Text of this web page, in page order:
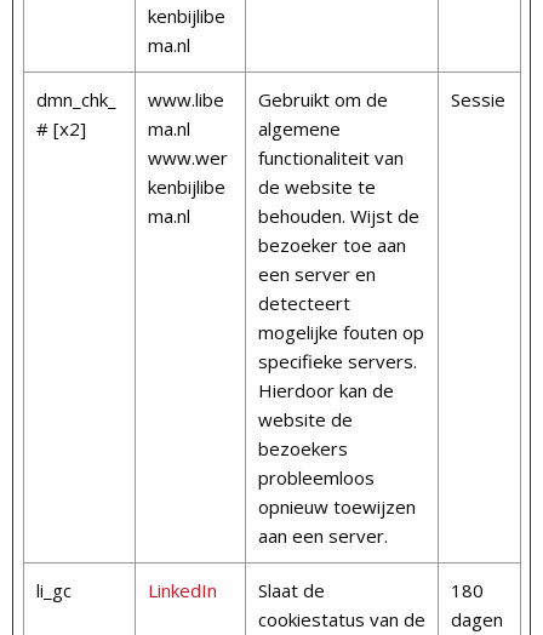
kenbijlibe
ma.nl
dmn_chk_
# [x2]
www.libe
ma.nl
www.wer
kenbijlibe
ma.nl
Gebruikt om de
algemene
functionaliteit van
de website te
behouden. Wijst de
bezoeker toe aan
een server en
detecteert
mogelijke fouten op
specifieke servers.
Hierdoor kan de
website de
bezoekers
probleemloos
opnieuw toewijzen
aan een server.
Sessie
li_gc LinkedIn
Slaat de
cookiestatus van de
180
dagen